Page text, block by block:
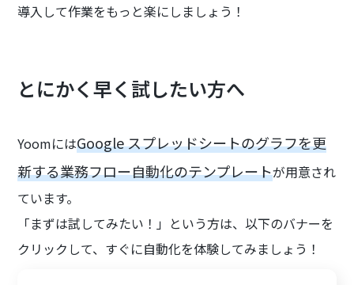
導入して作業をもっと楽にしましょう！
とにかく早く試したい方へ
YoomにはGoogle スプレッドシートのグラフを更
新する業務フロー自動化のテンプレートが用意され
ています。
「まずは試してみたい！」という方は、以下のバナーを
クリックして、すぐに自動化を体験してみましょう！